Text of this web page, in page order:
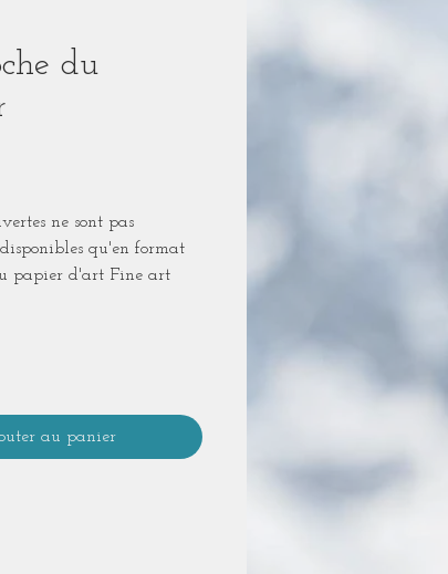
du
ne sont pas
qu'en format
papier d'art Fine art
livré sous pochette
au panier